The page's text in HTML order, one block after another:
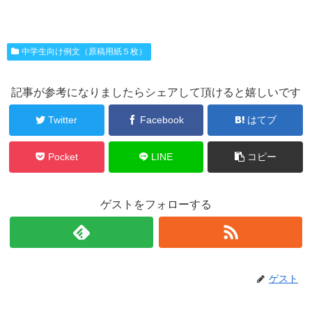
中学生向け例文（原稿用紙５枚）
記事が参考になりましたらシェアして頂けると嬉しいです
Twitter Facebook はてブ
Pocket LINE コピー
ゲストをフォローする
ゲスト